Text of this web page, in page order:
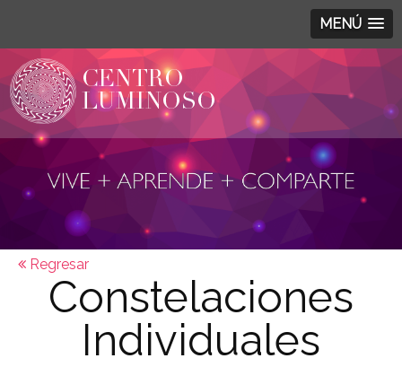
MENÚ
Regresar
Constelaciones
Individuales